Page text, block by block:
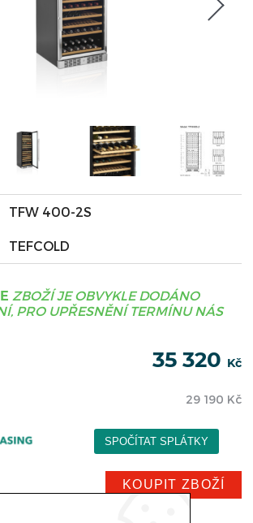
TFW 400-2S
TEFCOLD
ZBOŽÍ JE OBVYKLE DODÁNO
PRO UPŘESNĚNÍ TERMÍNU NÁS
35 320 Kč
29 190 Kč
KOUPIT ZBOŽÍ